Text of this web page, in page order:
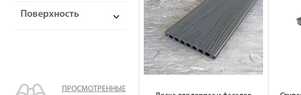
Поверхность
ПРОСМОТРЕННЫЕ